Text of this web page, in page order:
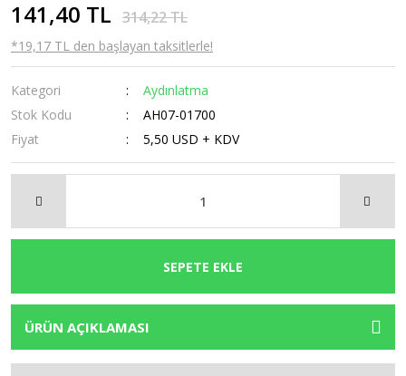
141,40 TL 314,22 TL
*19,17 TL den başlayan taksitlerle!
Kategori
Aydınlatma
Stok Kodu
AH07-01700
Fiyat
5,50 USD + KDV
SEPETE EKLE
ÜRÜN AÇIKLAMASI